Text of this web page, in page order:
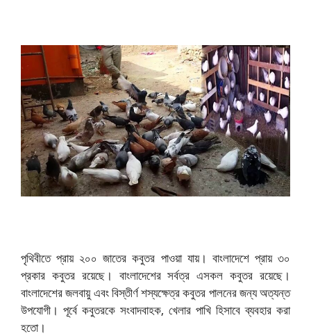
পৃথিবীতে প্রায় ২০০ জাতের কবুতর পাওয়া যায়। বাংলাদেশে প্রায় ৩০
প্রকার কবুতর রয়েছে। বাংলাদেশের সর্বত্র এসকল কবুতর রয়েছে।
বাংলাদেশের জলবায়ু এবং বিস্তীর্ণ শস্যক্ষেত্র কবুতর পালনের জন্য অত্যন্ত
উপযোগী। পূর্বে কবুতরকে সংবাদবাহক, খেলার পাখি হিসাবে ব্যবহার করা
হতো।